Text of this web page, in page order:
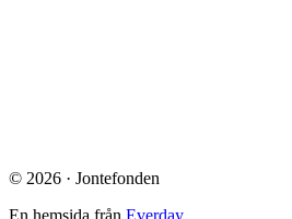
© 2026 · Jontefonden
En hemsida från Everday